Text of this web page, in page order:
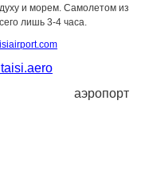
и морем. Самолетом из
лишь 3-4 часа.
аэропорт